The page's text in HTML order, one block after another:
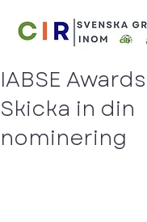
IABSE
Skicka in din
nominering